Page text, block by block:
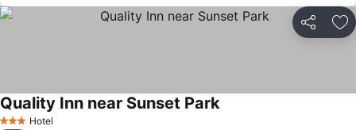
Zdieľať
3 Počet hviezdičiek
Hotel
Quality Inn near Sunset Park